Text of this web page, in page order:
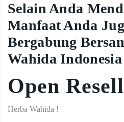
Selain Anda
Manfaat Anda
Bergabung
Wahida Indonesia
Open
Herba Wahida !